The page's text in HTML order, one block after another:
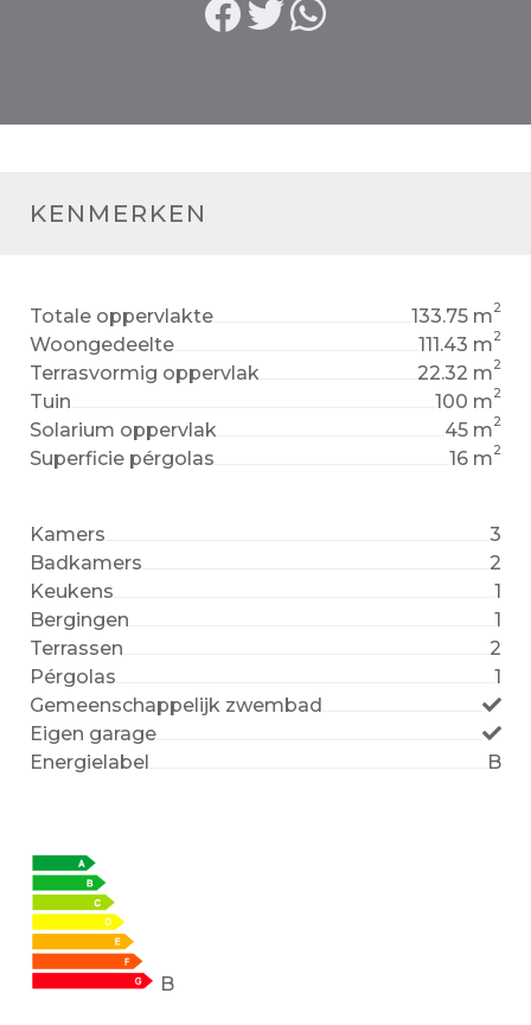
KENMERKEN
Totale oppervlakte 133.75 m2
Woongedeelte 111.43 m2
Terrasvormig oppervlak 22.32 m2
Tuin 100 m2
Solarium oppervlak 45 m2
Superficie pérgolas 16 m2
Kamers
3
Badkamers
2
Keukens
1
Bergingen
1
Terrassen
2
Pérgolas
1
Gemeenschappelijk zwembad
Eigen garage
Energielabel
B
B